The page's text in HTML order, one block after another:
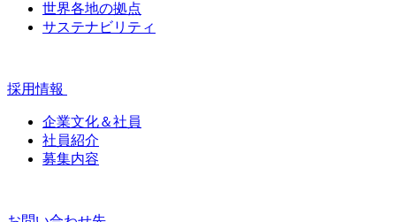
世界各地の拠点
サステナビリティ
採用情報
企業文化＆社員
社員紹介
募集内容